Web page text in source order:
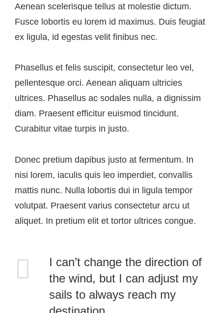
Aenean scelerisque tellus at molestie dictum.
Fusce lobortis eu lorem id maximus. Duis feugiat
ex ligula, id egestas velit finibus nec.
Phasellus et felis suscipit, consectetur leo vel,
pellentesque orci. Aenean aliquam ultricies
ultrices. Phasellus ac sodales nulla, a dignissim
diam. Praesent efficitur euismod tincidunt.
Curabitur vitae turpis in justo.
Donec pretium dapibus justo at fermentum. In
nisi lorem, iaculis quis leo imperdiet, convallis
mattis nunc. Nulla lobortis dui in ligula tempor
volutpat. Praesent varius consectetur arcu ut
aliquet. In pretium elit et tortor ultrices congue.
I can’t change the direction of
the wind, but I can adjust my
sails to always reach my